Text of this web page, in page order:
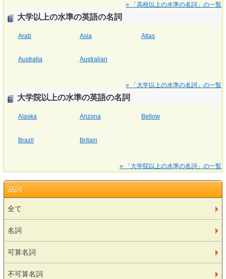
» 「高校以上の水準の名詞」の一覧
大学以上の水準の英語の名詞
Arab Asia Atlas
Australia Australian
» 「大学以上の水準の名詞」の一覧
大学院以上の水準の英語の名詞
Alaska Arizona Bellow
Brazil Britain
» 「大学院以上の水準の名詞」の一覧
品詞
全て
名詞
可算名詞
不可算名詞